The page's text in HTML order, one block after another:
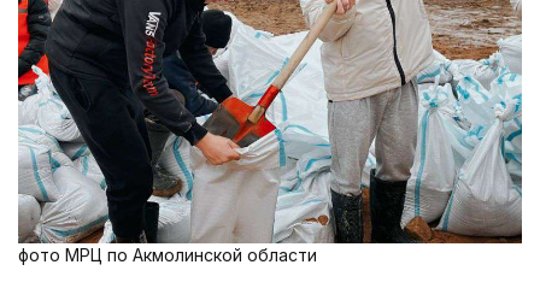
фото МРЦ по Акмолинской области